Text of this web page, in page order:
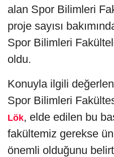
alan Spor Bilimleri
proje sayısı
Spor Bilimleri
oldu.
Konuyla ilgili
Spor Bilimleri
Lök, elde edilen bu
fakültemiz gerekse
önemli olduğunu